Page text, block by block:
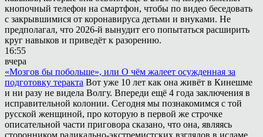
кнопочный телефон на смартфон, чтобы по видео беседовать
с закрывшимися от коронавируса детьми и внуками. Не
предполагал, что 2026-й вынудит его попытаться расширить
круг навыков и приведёт к разорению.
16:55
вчера
«Мозгов бы побольше», или О чём жалеет осужденная за
подготовку теракта Вот уже 10 лет как она живёт в Кинешме
и ни разу не видела Волгу. Впереди ещё 4 года заключения в
исправительной колонии. Сегодня мы познакомимся с той
русской женщиной, про которую в первой же строчке
описательной части приговора сказано, что она, являясь
сторонником радикально-экстремистских взглядов в исламе,